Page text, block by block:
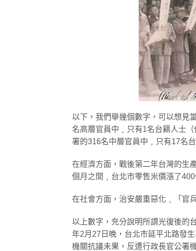
以下，我們舉幾個數字，可以想見
名高層官員中﹐只有1名台籍人士
署的316名中層官員中﹐只有17名
在經濟方面，戰後第二年台灣的生
個月之間﹐台北市零售米價漲了
在社會方面，治安嚴重惡化﹐「官
以上數字，充分說明所謂光復後的
年2月27日晚，台北市延平北路發
機關抗議未果，反遭行政長官公署